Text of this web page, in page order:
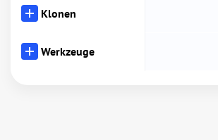
Klonen
Werkzeuge